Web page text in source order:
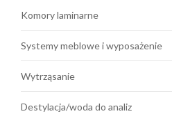
Komory laminarne
Systemy meblowe i wyposażenie
Wytrząsanie
Destylacja/woda do analiz